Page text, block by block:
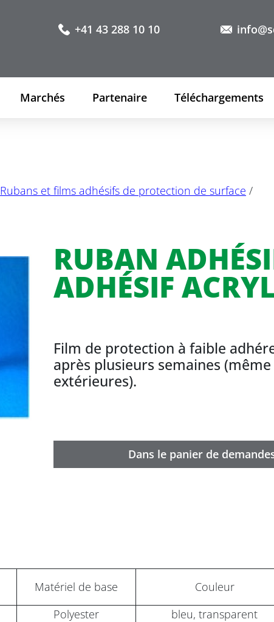
+41 43 288 10 10
Marchés Partenaire Téléchargements
Rubans et films adhésifs de protection de surface /
RUBAN
ADHÉSIF
Film de protection à faible
après plusieurs semaines
extérieures).
Dans le panier de
Matériel de base Couleur
Polyester bleu, transparent